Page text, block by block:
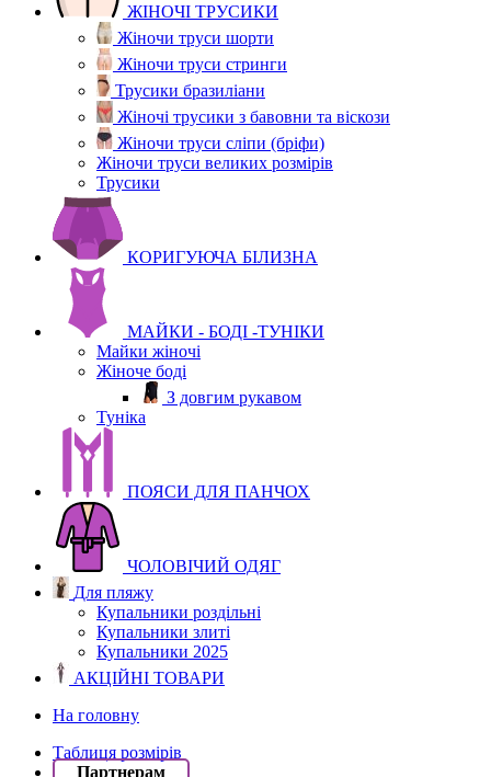
ЖІНОЧІ ТРУСИКИ
Жіночи труси шорти
Жіночи труси стринги
Трусики бразиліани
Жіночі трусики з бавовни та віскози
Жіночи труси сліпи (бріфи)
Жіночи труси великих розмірів
Трусики
КОРИГУЮЧА БІЛИЗНА
МАЙКИ - БОДІ -ТУНІКИ
Майки жіночі
Жіноче боді
З довгим рукавом
Туніка
ПОЯСИ ДЛЯ ПАНЧОХ
ЧОЛОВІЧИЙ ОДЯГ
Для пляжу
Купальники роздільні
Купальники злиті
Купальники 2025
АКЦІЙНІ ТОВАРИ
На головну
Таблиця розмірів
Партнерам